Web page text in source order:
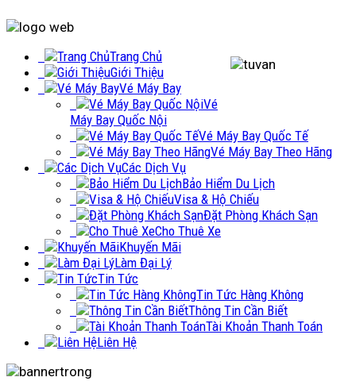
Trang Chủ
Giới Thiệu
Vé Máy Bay
Vé
Máy Bay Quốc Nội
Vé Máy Bay Quốc Tế
Vé Máy Bay Theo Hãng
Các Dịch Vụ
Bảo Hiểm Du Lịch
Visa & Hộ Chiếu
Đặt Phòng Khách Sạn
Cho Thuê Xe
Khuyến Mãi
Làm Đại Lý
Tin Tức
Tin Tức Hàng Không
Thông Tin Cần Biết
Tài Khoản Thanh Toán
Liên Hệ